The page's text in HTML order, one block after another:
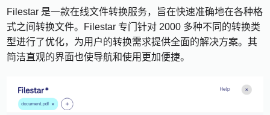
Filestar 是一款在线文件转换服务，旨在快速准确地在各种格
式之间转换文件。Filestar 专门针对 2000 多种不同的转换类
型进行了优化，为用户的转换需求提供全面的解决方案。其
简洁直观的界面也使导航和使用更加便捷。